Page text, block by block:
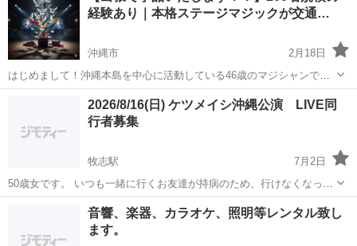
経験あり｜本格ステージマジックが交通…
沖縄市
2月18日
はじめまして！沖縄本島を中心に活動している46歳のマジシャンで
す。 普段は会社員をしながら趣味で手品を磨いていますが、本格的な
ステージマジックから目の前で見せるテーブルマジックまで幅広く対
応しています。 【ここが...
コンサート/ショー マジシャン
2026/8/16(日) ケツメイシ沖縄公演 LIVE同
行者募集
牧志駅
7月2日
50歳女です。 いつも一緒に行くお友達が持病のため、行けなくなった
ため見知らぬ私でよろしければ一緒にLIVEを楽しんでくれる方を募集
那覇市 牧志駅 コンサート/ショー ケツメイシ
音響、楽器、カラオケ、照明等レンタル致し
ます。